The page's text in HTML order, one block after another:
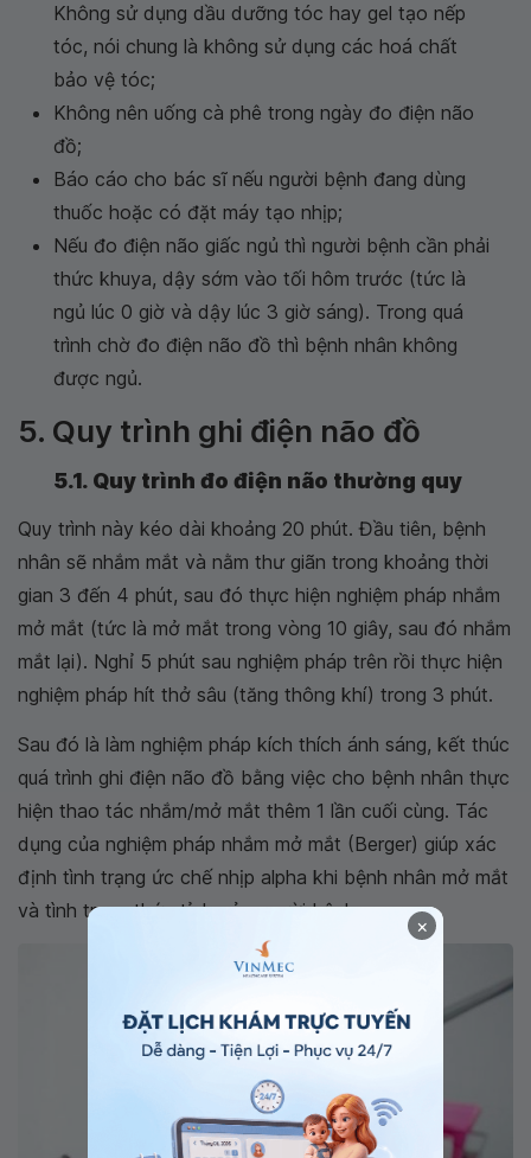
Không sử dụng dầu dưỡng tóc hay gel tạo nếp
tóc, nói chung là không sử dụng các hoá chất
bảo vệ tóc;
Không nên uống cà phê trong ngày đo điện não
đồ;
Báo cáo cho bác sĩ nếu người bệnh đang dùng
thuốc hoặc có đặt máy tạo nhịp;
Nếu đo điện não giấc ngủ thì người bệnh cần phải
thức khuya, dậy sớm vào tối hôm trước (tức là
ngủ lúc 0 giờ và dậy lúc 3 giờ sáng). Trong quá
trình chờ đo điện não đồ thì bệnh nhân không
được ngủ.
5. Quy trình ghi điện não đồ
5.1. Quy trình đo điện não thường quy
Quy trình này kéo dài khoảng 20 phút. Đầu tiên, bệnh
nhân sẽ nhắm mắt và nằm thư giãn trong khoảng thời
gian 3 đến 4 phút, sau đó thực hiện nghiệm pháp nhắm
mở mắt (tức là mở mắt trong vòng 10 giây, sau đó nhắm
mắt lại). Nghỉ 5 phút sau nghiệm pháp trên rồi thực hiện
nghiệm pháp hít thở sâu (tăng thông khí) trong 3 phút.
Sau đó là làm nghiệm pháp kích thích ánh sáng, kết thúc
quá trình ghi điện não đồ bằng việc cho bệnh nhân thực
hiện thao tác nhắm/mở mắt thêm 1 lần cuối cùng. Tác
dụng của nghiệm pháp nhắm mở mắt (Berger) giúp xác
định tình trạng ức chế nhịp alpha khi bệnh nhân mở mắt
và tình trạng thức tỉnh của người bệnh.
×